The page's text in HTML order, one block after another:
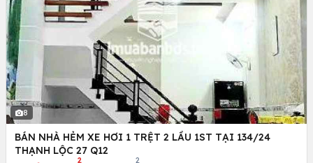
8
BÁN NHÀ HẺM XE HƠI 1 TRỆT 2 LẦU 1ST TẠI 134/24
THẠNH LỘC 27 Q12
2 2